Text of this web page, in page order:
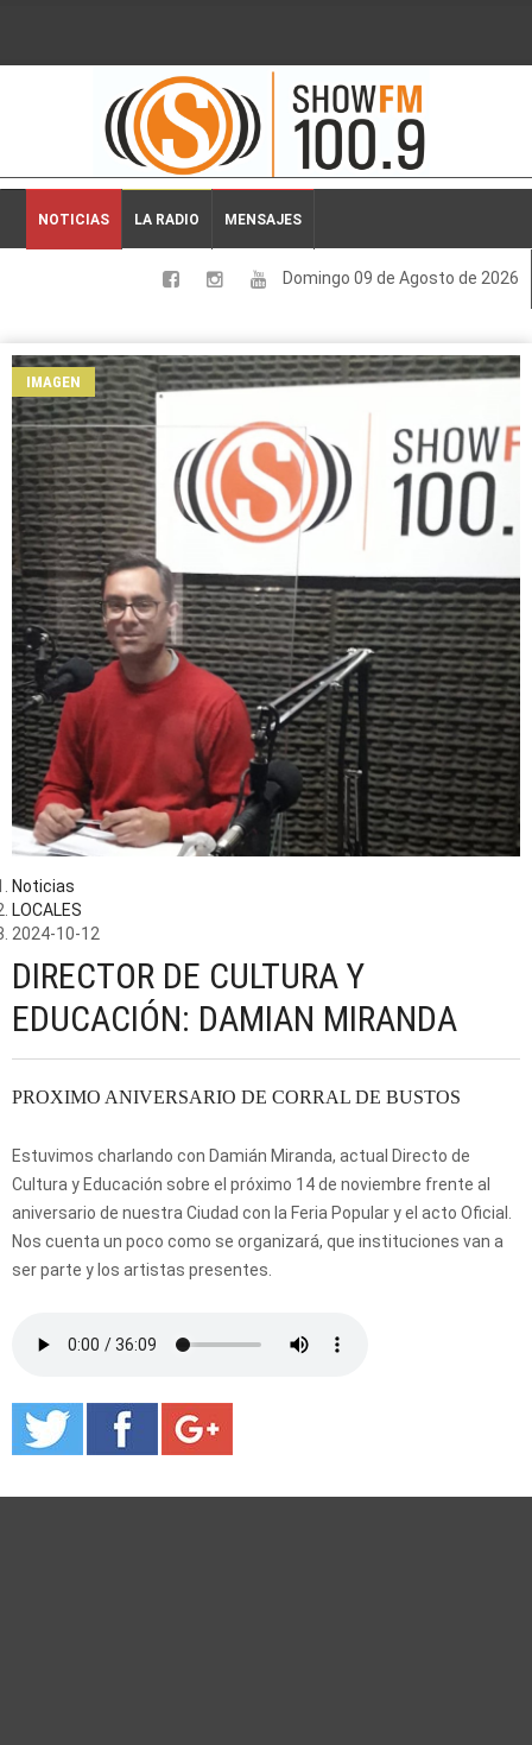
2026-08-09 03:45:38
NOTICIAS LA RADIO MENSAJES
Domingo 09 de Agosto de 2026
LOCALES
ESPECTACULOS
INTERNACIONALES
IMAGEN
Noticias
LOCALES
2024-10-12
DIRECTOR DE CULTURA Y
EDUCACIÓN: DAMIAN MIRANDA
PROXIMO ANIVERSARIO DE CORRAL DE BUSTOS
Estuvimos charlando con Damián Miranda, actual Directo de
Cultura y Educación sobre el próximo 14 de noviembre frente al
aniversario de nuestra Ciudad con la Feria Popular y el acto Oficial.
Nos cuenta un poco como se organizará, que instituciones van a
ser parte y los artistas presentes.